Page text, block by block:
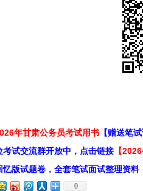
年甘肃公务员考试用书 【赠送笔
试交流群开放中，点击链接 【
版试题卷，全套笔试面试整理资料
0